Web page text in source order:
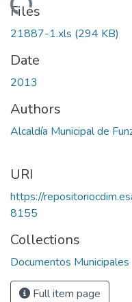
Loading...
Files
21887-1.xls (294 KB)
Date
2013
Authors
Alcaldía Municipal de
URI
https://
8155
Collections
Documentos Municipales
Full item page